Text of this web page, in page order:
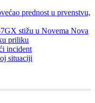
prednost u prvenstvu,
stižu u Novema Nova
priliku
incident
situaciji